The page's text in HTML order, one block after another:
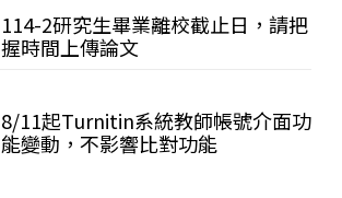
114-2研究生畢業離校截止日，請把
握時間上傳論文
8/11起Turnitin系統教師帳號介面功
能變動，不影響比對功能